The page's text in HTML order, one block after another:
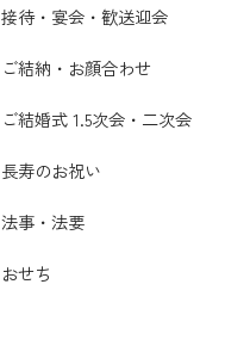
接待・宴会・歓送迎会
ご結納・お顔合わせ
ご結婚式 1.5次会・二次会
長寿のお祝い
法事・法要
おせち